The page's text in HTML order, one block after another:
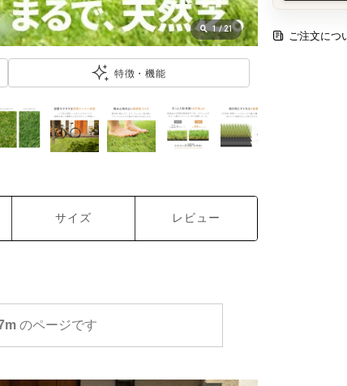
ご注文につ
1/21
特徴・機能
サイズ レビュー
のページです